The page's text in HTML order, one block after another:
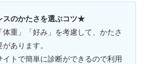
のかたさを選ぶコツ★
体重」「好み」を考慮して、かたさ
あります。
イトで簡単に診断ができるので利用